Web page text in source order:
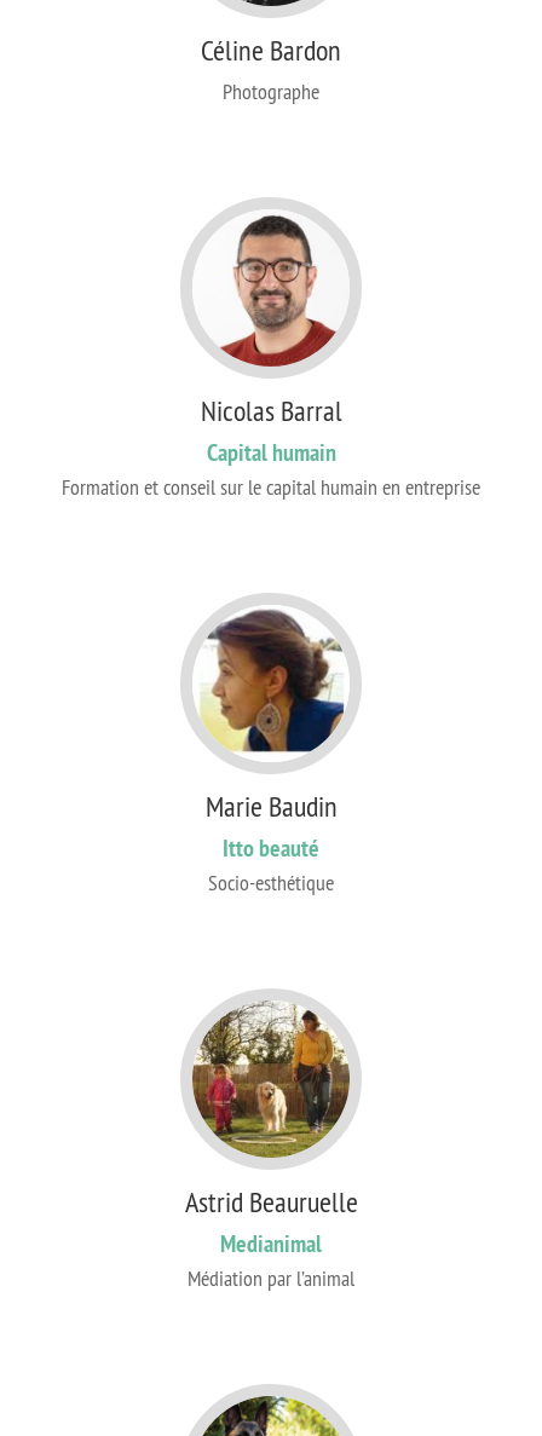
Céline Bardon
Photographe
Nicolas Barral
Capital humain
Formation et conseil sur le capital humain en entreprise
Marie Baudin
Itto beauté
Socio-esthétique
Astrid Beauruelle
Medianimal
Médiation par l’animal